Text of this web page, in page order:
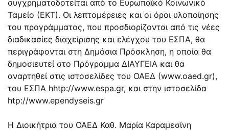
συγχρηματοδοτείται από το Ευρωπαϊκό Κοινωνικό
Ταμείο (ΕΚΤ). Οι λεπτομέρειες και οι όροι υλοποίησης
του προγράμματος, που προσδιορίζονται από τις νέες
διαδικασίες διαχείρισης και ελέγχου του ΕΣΠΑ, θα
περιγράφονται στη Δημόσια Πρόσκληση, η οποία θα
δημοσιευτεί στο Πρόγραμμα ΔΙΑΥΓΕΙΑ και θα
αναρτηθεί στις ιστοσελίδες του ΟΑΕΔ (www.oaed.gr),
του ΕΣΠΑ hhtp://www.espa.gr, και στην ιστοσελίδα
htp://www.ependyseis.gr
Η Διοικήτρια του ΟΑΕΔ Καθ. Μαρία Καραμεσίνη